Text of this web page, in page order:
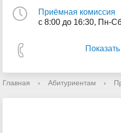
Приёмная комиссия
с 8:00 до 16:30, Пн-
Главная › Абитуриентам ›